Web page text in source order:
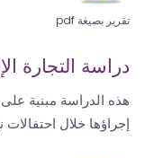
تقرير بصيغة pdf
دراسة التجارة
هذه الدراسة مبنية على
إجراؤها خلال احتفالات